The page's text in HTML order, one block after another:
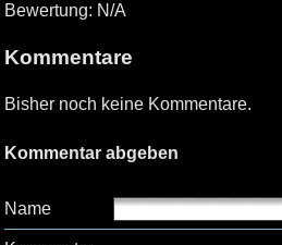
Bewertung: N/A
Kommentare
Bisher noch keine Kommentare.
Kommentar abgeben
Name